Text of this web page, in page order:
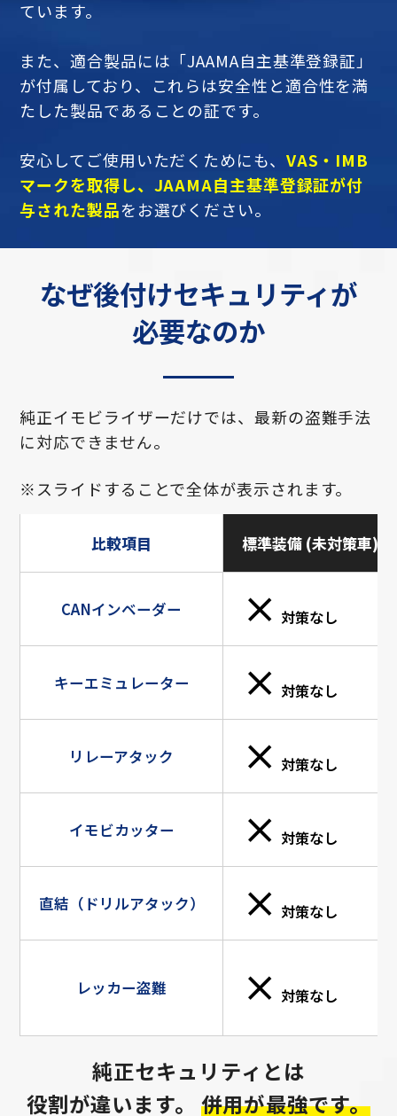
ています。
また、適合製品には「JAAMA自主基準登録証」
が付属しており、これらは安全性と適合性を満
たした製品であることの証です。
安心してご使用いただくためにも、 VAS・IMB
マークを取得し、JAAMA自主基準登録証が付
与された製品をお選びください。
なぜ後付けセキュリティが
必要なのか
純正イモビライザーだけでは、最新の盗難手法
に対応できません。
※スライドすることで全体が表示されます。
比較項目 標準装備 (未対策車)
CANインベーダー × 対策なし
キーエミュレーター × 対策なし
リレーアタック × 対策なし
イモビカッター × 対策なし
直結（ドリルアタック） × 対策なし
レッカー盗難 × 対策なし
純正セキュリティとは
役割が違います。併用が最強です。